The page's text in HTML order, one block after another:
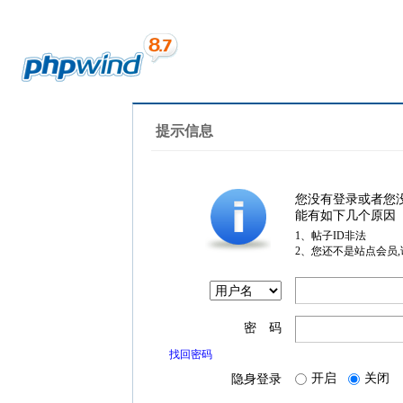
提示信息
您没有登录或者您
能有如下几个原因
1、帖子ID非法
2、您还不是站点会员
密 码
找回密码
隐身登录 开启 关闭